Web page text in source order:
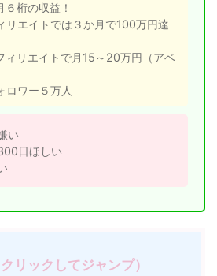
６桁の収益！
リエイトでは３か月で100万円達
ィリエイトで月15～20万円（アベ
ロワー５万人
い
日ほしい
リックしてジャンプ）